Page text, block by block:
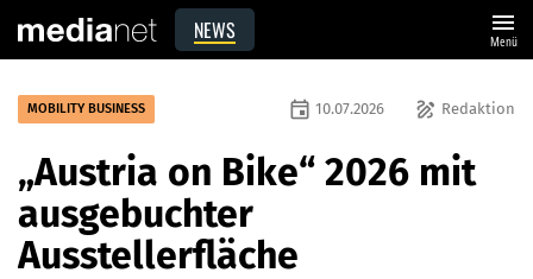
NEWS menu
Menü
MOBILITY BUSINESS draw Redaktion
event 10.07.2026
„Austria on Bike“ 2026 mit
ausgebuchter
Ausstellerfläche